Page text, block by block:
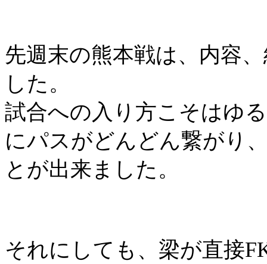
先週末の熊本戦は、内容
した。
試合への入り方こそはゆ
にパスがどんどん繋がり
とが出来ました。
それにしても、梁が直接